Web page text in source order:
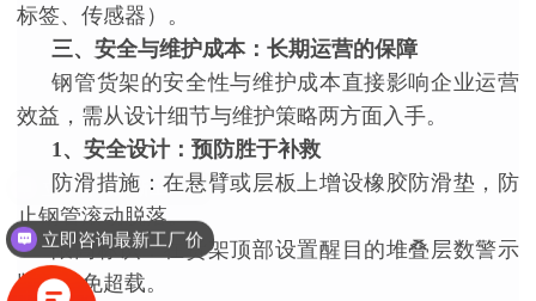
标签、传感器）。
三、安全与维护成本：长期运营的保障
钢管货架的安全性与维护成本直接影响企业运营
效益，需从设计细节与维护策略两方面入手。
1、安全设计：预防胜于补救
防滑措施：在悬臂或层板上增设橡胶防滑垫，防
止钢管滚动脱落。
限高标识：在货架顶部设置醒目的堆叠层数警示
牌，避免超载。
立即咨询最新工厂价